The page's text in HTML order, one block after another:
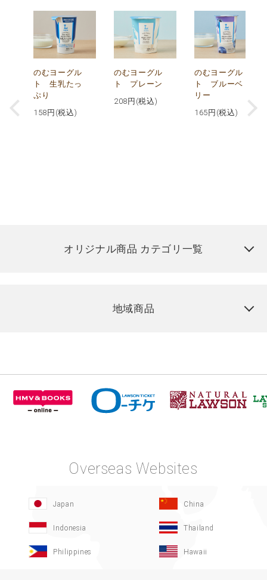
のむヨーグル
ト 生乳たっ
ぷり
158 円(税込)
のむヨーグル
ト プレーン
208 円(税込)
のむヨーグル
ト ブルーベ
リー
165 円(税込)
オリジナル商品 カテゴリ一覧
地域商品
Overseas Websites
Japan China
Indonesia Thailand
Philippines Hawaii